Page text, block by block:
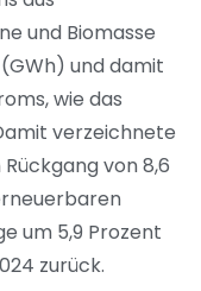
und Biomasse
und damit
wie das
verzeichnete
von 8,6
um 5,9 Prozent
zurück.